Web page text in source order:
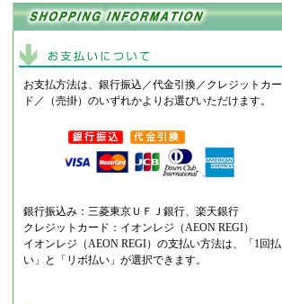
お支払方法は、銀行振込／代金引換／クレジットカー
ド／（売掛）のいずれかよりお選びいただけます。
銀行振込み：三菱東京ＵＦＪ銀行、楽天銀行
クレジットカード：イオンレジ（AEON REGI）
イオンレジ（AEON REGI）の支払い方法は、「1回払
い」と「リボ払い」が選択できます。